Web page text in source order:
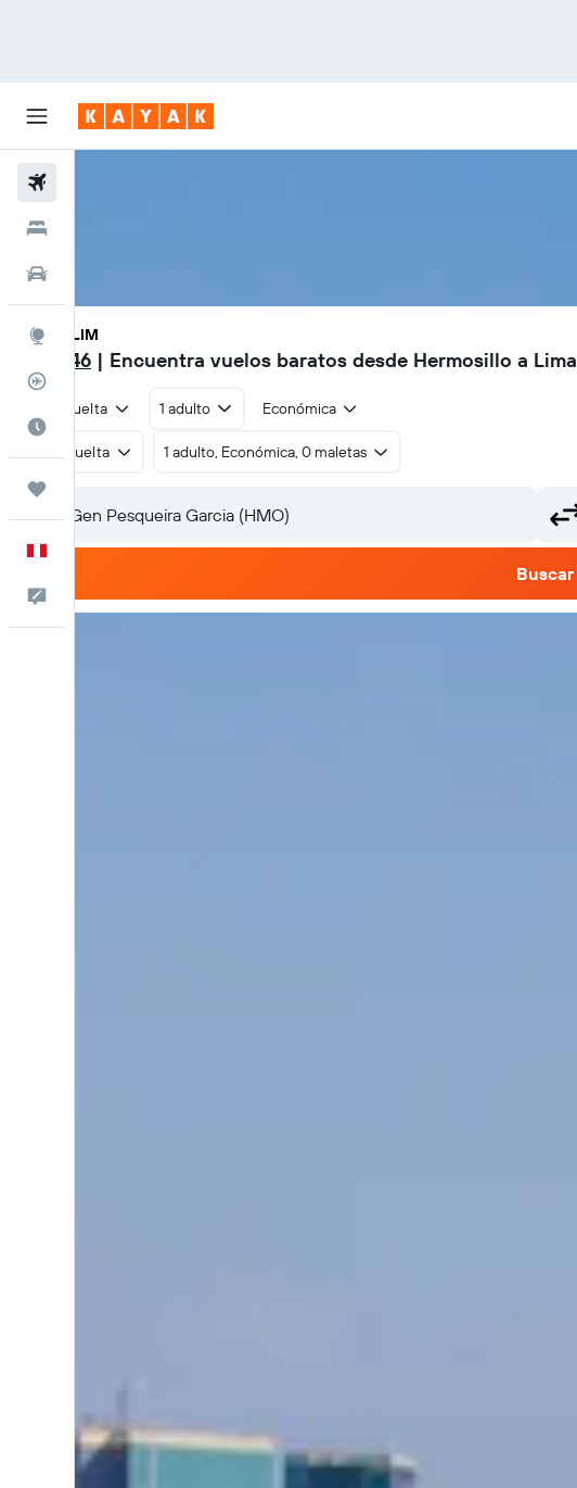
Explore
Español
Comentarios
HMO - LIM
S/ 1,546 | Encuentra vuelos baratos desde Hermosillo a Lima
Ida y vuelta 1 adulto Económica
Ida y vuelta 1 adulto, Económica, 0 maletas
Buscar